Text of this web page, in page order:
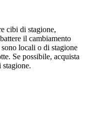
cibi di stagione,
il cambiamento
locali o di stagione
Se possibile, acquista